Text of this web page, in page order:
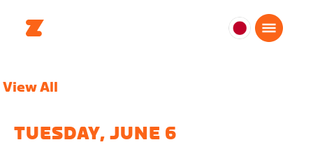
日
View All
TUESDAY, JUNE 6